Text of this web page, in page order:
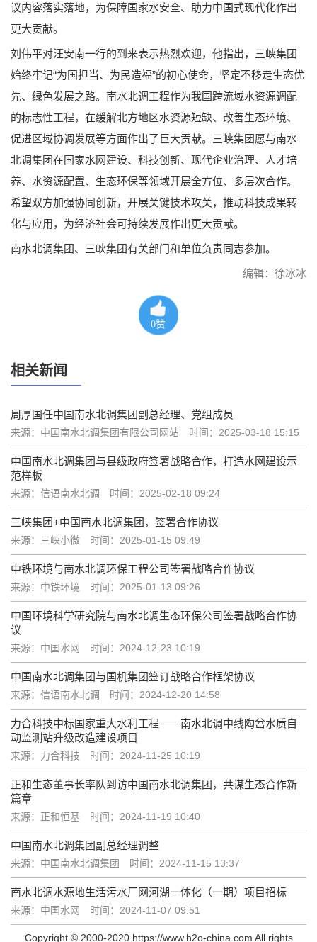
议内容落实落地，为保障国家水安全、助力中国式现代化作出
更大贡献。
刘伟平对汪安南一行的到来表示热烈欢迎，他指出，三峡集团
始终牢记“为国担当、为民造福”的初心使命，坚定不移走生态优
先、绿色发展之路。南水北调工程作为我国跨流域水资源调配
的标志性工程，在缓解北方地区水资源短缺、改善生态环境、
促进区域协调发展等方面作出了巨大贡献。三峡集团愿与南水
北调集团在国家水网建设、科技创新、现代企业治理、人才培
养、水资源配置、生态环保等领域开展全方位、多层次合作。
希望双方加强协同创新，开展关键技术攻关，推动科技成果转
化与应用，为经济社会可持续发展作出更大贡献。
南水北调集团、三峡集团有关部门和单位负责同志参加。
编辑：徐冰冰
0赞
相关新闻
周厚国任中国南水北调集团副总经理、党组成员
来源：中国南水北调集团有限公司网站 时间：2025-03-18 15:15
中国南水北调集团与县级政府签署战略合作，打造水网建设示
范样板
来源：信语南水北调 时间：2025-02-18 09:24
三峡集团+中国南水北调集团，签署合作协议
来源：三峡小微 时间：2025-01-15 09:49
中铁环境与南水北调环保工程公司签署战略合作协议
来源：中铁环境 时间：2025-01-13 09:26
中国环境科学研究院与南水北调生态环保公司签署战略合作协
议
来源：中国水网 时间：2024-12-23 10:19
中国南水北调集团与国机集团签订战略合作框架协议
来源：信语南水北调 时间：2024-12-20 14:58
力合科技中标国家重大水利工程——南水北调中线陶岔水质自
动监测站升级改造建设项目
来源：力合科技 时间：2024-11-25 10:19
正和生态董事长率队到访中国南水北调集团，共谋生态合作新
篇章
来源：正和恒基 时间：2024-11-19 10:40
中国南水北调集团副总经理调整
来源：中国南水北调集团 时间：2024-11-15 13:37
南水北调水源地生活污水厂网河湖一体化（一期）项目招标
来源：中国水网 时间：2024-11-07 09:51
Copyright © 2000-2020 https://www.h2o-china.com All rights